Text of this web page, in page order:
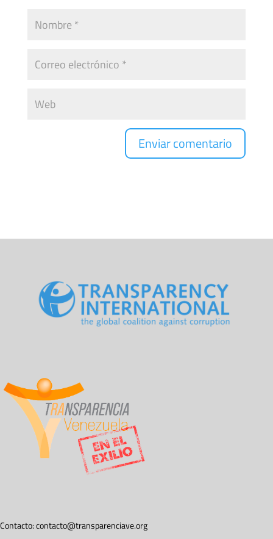
Contacto:contacto@transparenciave.org